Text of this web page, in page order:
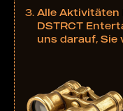
Alle Aktivitäten
DSTRCT
uns darauf, Sie